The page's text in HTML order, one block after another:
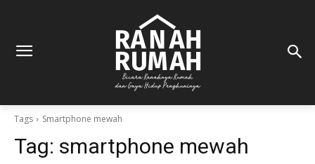
Tags Smartphone mewah
Tag: smartphone mewah